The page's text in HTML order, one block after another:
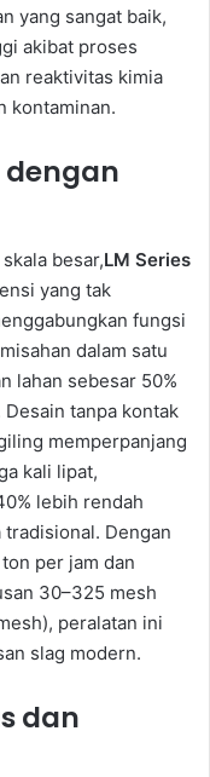
yang sangat baik,
akibat proses
reaktivitas kimia
kontaminan.
besar,LM Series
yang tak
fungsi
dalam satu
lahan sebesar 50%
tanpa kontak
memperpanjang
kali lipat,
lebih rendah
Dengan
per jam dan
30–325 mesh
peralatan ini
slag modern.
dan